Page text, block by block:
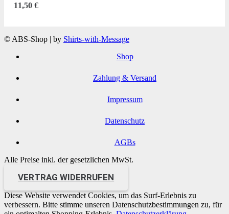
11,50€
© ABS-Shop | by Shirts-with-Message
Shop
Zahlung & Versand
Impressum
Datenschutz
AGBs
Alle Preise inkl. der gesetzlichen MwSt.
VERTRAG WIDERRUFEN
Diese Website verwendet Cookies, um das Surf-Erlebnis zu
verbessern. Bitte stimme unseren Datenschutzbestimmungen zu, für